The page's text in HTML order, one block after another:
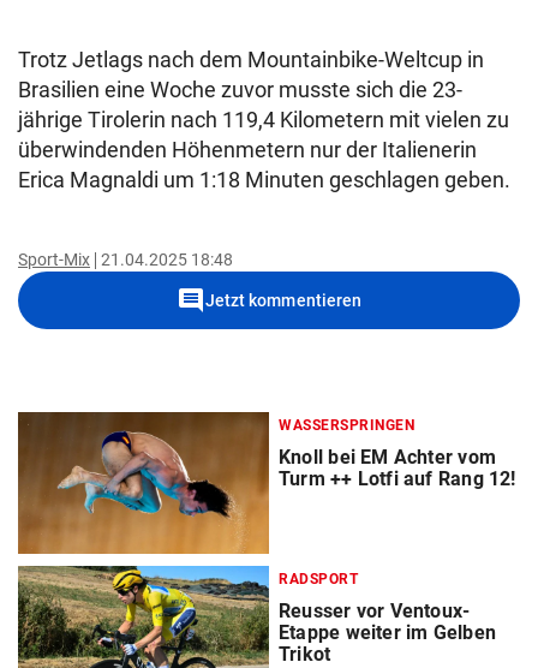
Trotz Jetlags nach dem Mountainbike-Weltcup in
Brasilien eine Woche zuvor musste sich die 23-
jährige Tirolerin nach 119,4 Kilometern mit vielen zu
überwindenden Höhenmetern nur der Italienerin
Erica Magnaldi um 1:18 Minuten geschlagen geben.
Sport-Mix 21.04.2025 18:48
commentJetzt kommentieren
WASSERSPRINGEN
Knoll bei EM Achter vom
Turm ++ Lotfi auf Rang 12!
RADSPORT
Reusser vor Ventoux-
Etappe weiter im Gelben
Trikot